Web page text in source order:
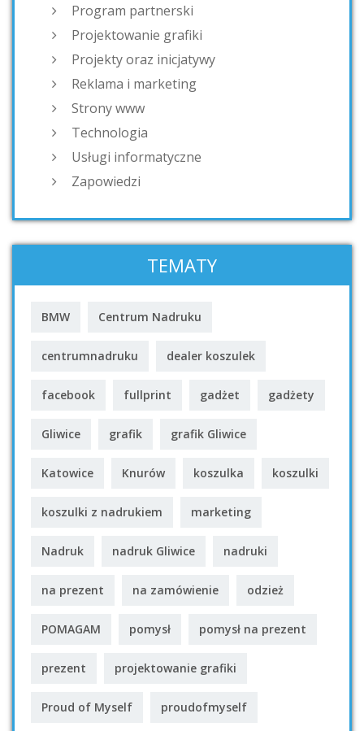
Program partnerski
Projektowanie grafiki
Projekty oraz inicjatywy
Reklama i marketing
Strony www
Technologia
Usługi informatyczne
Zapowiedzi
TEMATY
BMW Centrum Nadruku
centrumnadruku dealer koszulek
facebook fullprint gadżet gadżety
Gliwice grafik grafik Gliwice
Katowice Knurów koszulka koszulki
koszulki z nadrukiem marketing
Nadruk nadruk Gliwice nadruki
na prezent na zamówienie odzież
POMAGAM pomysł pomysł na prezent
prezent projektowanie grafiki
Proud of Myself proudofmyself